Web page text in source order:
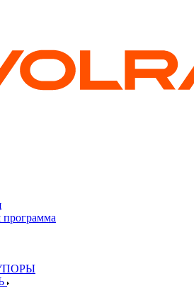
программа